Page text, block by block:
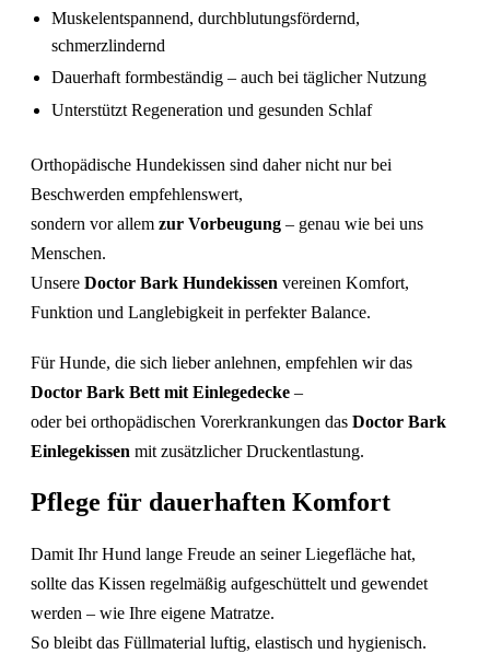
Muskelentspannend, durchblutungsfördernd,
schmerzlindernd
Dauerhaft formbeständig – auch bei täglicher Nutzung
Unterstützt Regeneration und gesunden Schlaf
Orthopädische Hundekissen sind daher nicht nur bei
Beschwerden empfehlenswert,
sondern vor allem zur Vorbeugung – genau wie bei uns
Menschen.
Unsere Doctor Bark Hundekissen vereinen Komfort,
Funktion und Langlebigkeit in perfekter Balance.
Für Hunde, die sich lieber anlehnen, empfehlen wir das
Doctor Bark Bett mit Einlegedecke –
oder bei orthopädischen Vorerkrankungen das Doctor Bark
Einlegekissen mit zusätzlicher Druckentlastung.
Pflege für dauerhaften Komfort
Damit Ihr Hund lange Freude an seiner Liegefläche hat,
sollte das Kissen regelmäßig aufgeschüttelt und gewendet
werden – wie Ihre eigene Matratze.
So bleibt das Füllmaterial luftig, elastisch und hygienisch.